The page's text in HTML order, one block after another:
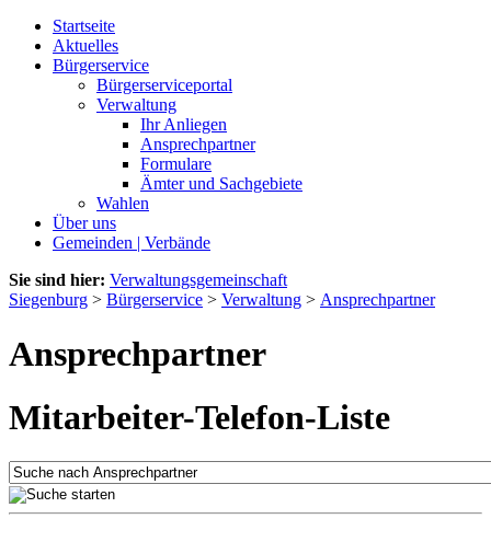
Startseite
Aktuelles
Bürgerservice
Bürgerserviceportal
Verwaltung
Ihr Anliegen
Ansprechpartner
Formulare
Ämter und Sachgebiete
Wahlen
Über uns
Gemeinden | Verbände
Sie sind hier: Verwaltungsgemeinschaft
Siegenburg > Bürgerservice > Verwaltung > Ansprechpartner
Ansprechpartner
Mitarbeiter-Telefon-Liste